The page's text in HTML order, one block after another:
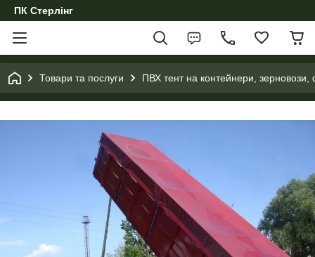
ПК Стерлінг
Товари та послуги ПВХ тент на контейнери, зерновози,